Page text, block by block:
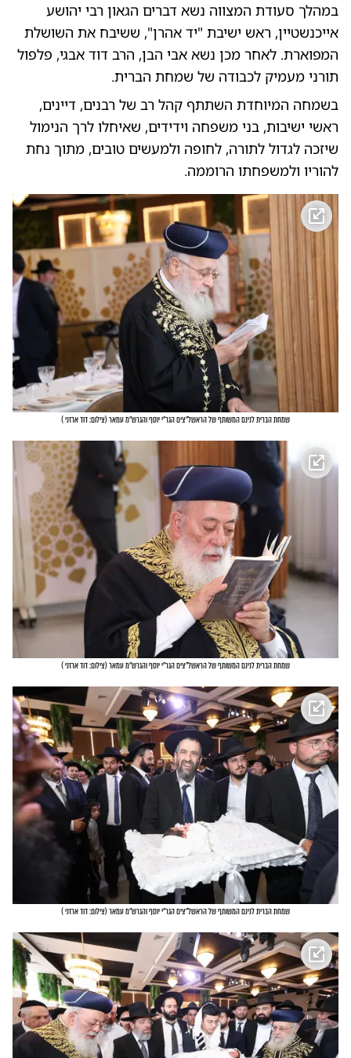
במהלך סעודת המצווה נשא דברים הגאון רבי יהושע
אייכנשטיין, ראש ישיבת "יד אהרן", ששיבח את השושלת
המפוארת. לאחר מכן נשא אבי הבן, הרב דוד אבגי, פלפול
תורני מעמיק לכבודה של שמחת הברית.
בשמחה המיוחדת השתתף קהל רב של רבנים, דיינים,
ראשי ישיבות, בני משפחה וידידים, שאיחלו לרך הנימול
שיזכה לגדול לתורה, לחופה ולמעשים טובים, מתוך נחת
להוריו ולמשפחתו הרוממה.
שמחת הברית לנינם המשותף של הראשל"צים הגר"י יוסף והגרש"מ עמאר (צילום: דוד ארזני)
שמחת הברית לנינם המשותף של הראשל"צים הגר"י יוסף והגרש"מ עמאר (צילום: דוד ארזני)
שמחת הברית לנינם המשותף של הראשל"צים הגר"י יוסף והגרש"מ עמאר (צילום: דוד ארזני)